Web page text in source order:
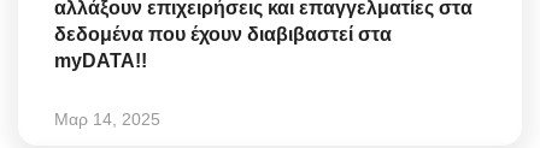
αλλάξουν επιχειρήσεις και επαγγελματίες στα
δεδομένα που έχουν διαβιβαστεί στα
myDATA!!
Μαρ 14, 2025